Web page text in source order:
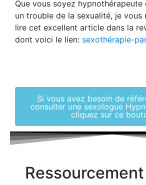
Que vous soyez
un trouble de la sexualité, je vous
lire cet excellent article dans la
dont voici le lien: sexothérapie-
Si vous avez besoin de
consulter une sexologue
cliquez sur ce
Ressourcement